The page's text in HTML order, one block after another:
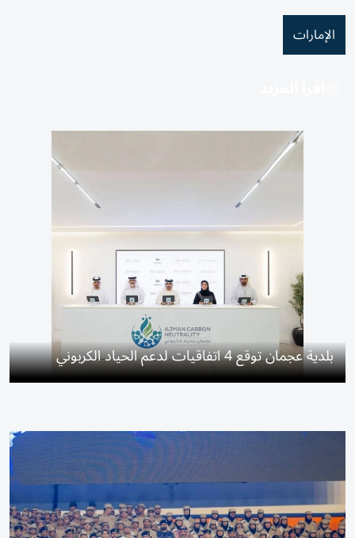
الإمارات
بلدية عجمان توقع 4 اتفاقيات لدعم الحياد الكربوني